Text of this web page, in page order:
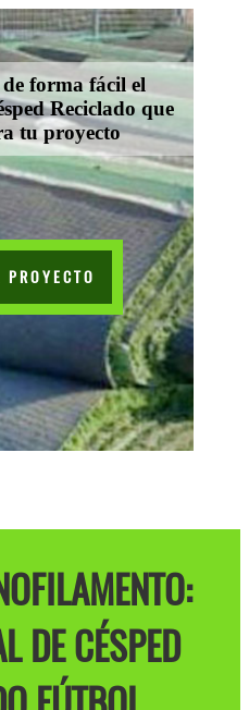
forma fácil el
Reciclado que
tu proyecto
DE CÉSPED